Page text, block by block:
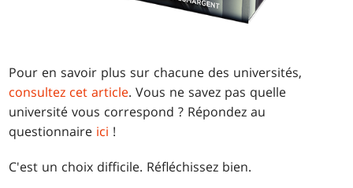
Pour en savoir plus sur chacune des universités,
consultez cet article. Vous ne savez pas quelle
université vous correspond ? Répondez au
questionnaire ici !
C'est un choix difficile. Réfléchissez bien.